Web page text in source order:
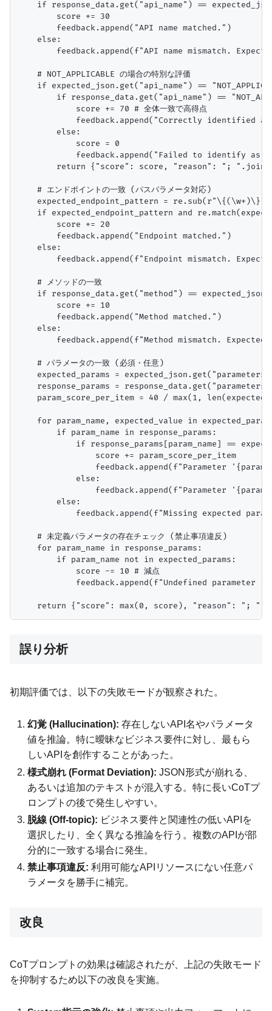
if response_data.get("api_name") ==
        score += 30
        feedback.append("API name matched.")
    else:
feedback.append(f"API name mismatch.
    # NOT_APPLICABLE の場合の特別な評価
if expected_json.get("api_name") ==
if response_data.get("api_name") ==
            score += 70 # 全体一致で高得点
feedback.append("Correctly identified
        else:
            score = 0
feedback.append("Failed to identify as
return {"score": score, "reason": ";
    # エンドポイントの一致 (パスパラメータ対応)
expected_endpoint_pattern =
if expected_endpoint_pattern and
        score += 20
        feedback.append("Endpoint matched.")
    else:
feedback.append(f"Endpoint mismatch.
    # メソッドの一致
if response_data.get("method") ==
        score += 10
        feedback.append("Method matched.")
    else:
feedback.append(f"Method mismatch.
    # パラメータの一致 (必須・任意)
expected_params =
response_params =
param_score_per_item = 40 / max(1,
for param_name, expected_value in
        if param_name in response_params:
if response_params[param_name] ==
                score += param_score_per_item
feedback.append(f"Parameter
            else:
feedback.append(f"Parameter
        else:
feedback.append(f"Missing expected
    # 未定義パラメータの存在チェック (禁止事項違反)
    for param_name in response_params:
        if param_name not in expected_params:
            score -= 10 # 減点
feedback.append(f"Undefined parameter
誤り分析
初期評価では、以下の失敗モードが観察された。
幻覚 (Hallucination): 存在しないAPI名やパラメータ
値を推論。特に曖昧なビジネス要件に対し、最もら
しいAPIを創作することがあった。
様式崩れ (Format Deviation): JSON形式が崩れる、
あるいは追加のテキストが混入する。特に長いCoTプ
ロンプトの後で発生しやすい。
脱線 (Off-topic): ビジネス要件と関連性の低いAPIを
選択したり、全く異なる推論を行う。複数のAPIが部
分的に一致する場合に発生。
禁止事項違反: 利用可能なAPIリソースにない任意パ
ラメータを勝手に補完。
改良
CoTプロンプトの効果は確認されたが、上記の失敗モード
を抑制するため以下の改良を実施。